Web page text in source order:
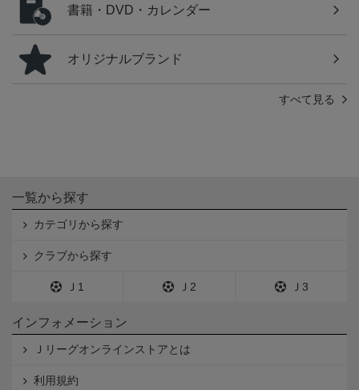
書籍・DVD・カレンダー
オリジナルブランド
すべて見る
一覧から探す
カテゴリから探す
クラブから探す
Ｊ1 Ｊ2 Ｊ3
インフォメーション
Ｊリーグオンラインストアとは
利用規約